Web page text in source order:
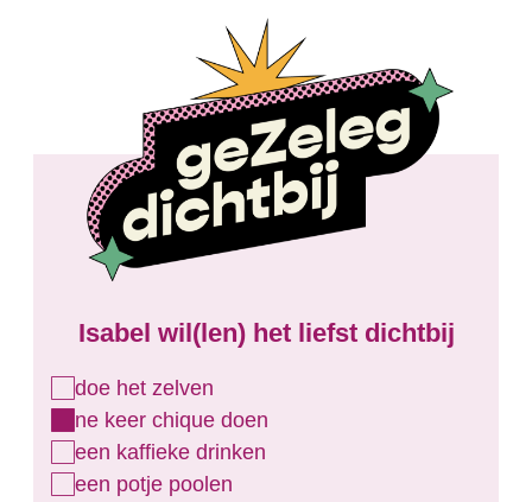
Isabel wil(len) het liefst dichtbij
doe het zelven
ne keer chique doen
een kaffieke drinken
een potje poolen